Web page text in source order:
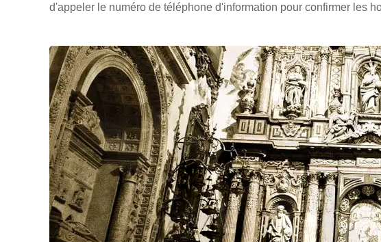
d'appeler le numéro de téléphone d'information pour confirmer les